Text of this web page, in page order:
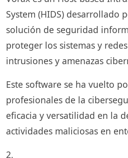
System (HIDS) desarrollado
solución de seguridad
proteger los sistemas y
intrusiones y amenazas
Este software se ha vuelto
profesionales de la
eficacia y versatilidad en la
actividades maliciosas en
2.